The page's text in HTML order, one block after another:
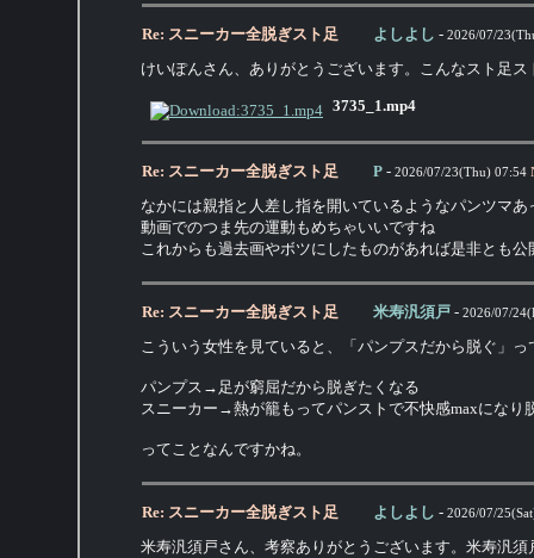
Re: スニーカー全脱ぎスト足 よしよし - 2026/07/
けいぽんさん、ありがとうございます。こんなスト足
3735_1.mp4
Re: スニーカー全脱ぎスト足 P - 2026/07/23(Thu) 07:54
なかには親指と人差し指を開いているようなパンツマあ
動画でのつま先の運動もめちゃいいですね
これからも過去画やボツにしたものがあれば是非とも
Re: スニーカー全脱ぎスト足 米寿汎須戸 - 2026/07/
こういう女性を見ていると、「パンプスだから脱ぐ」
パンプス→足が窮屈だから脱ぎたくなる
スニーカー→熱が籠もってパンストで不快感maxになり
ってことなんですかね。
Re: スニーカー全脱ぎスト足 よしよし - 2026/07/
米寿汎須戸さん、考察ありがとうございます。米寿汎